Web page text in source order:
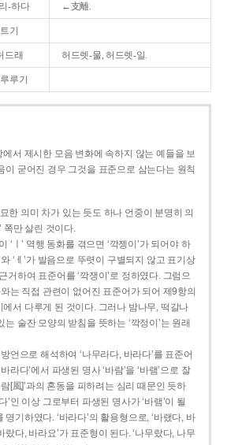
-하다 ←支離.
트기
드래 허드렛-물, 허드렛-일.
루기
서 제시한 모음 변화에 속하지 않는 예들을 보
이 굳어진 경우 그것을 표준으로 삼는다는 원칙
한 의미 차가 있는 듯도 하나 언중이 분명히 의
쪽만 살린 것이다.
‘ㅣ’ 역행 동화를 겪으면 ‘깍젱이’가 되어야 하
‘ㅔ’가 발음으로 뚜렷이 구별되지 않고 표기상
거하여 표준어를 ‘깍쟁이’로 정하였다. 그럼으
와는 직접 관련이 없어진 표준어가 되어 제9항의
서 다루게 된 것이다. 그러나 밤나무, 떡갈나
술잔 모양의 받침을 뜻하는 ‘깍정이’는 원래
언으로 해석하여 ‘나무라다, 바라다’를 표준어
라다’에서 파생된 명사 ‘바람’을 ‘바램’으로 잘
[風]’과의 혼동을 피하려는 심리 때문인 듯하
’인 이상 그로부터 파생된 명사가 ‘바램’이 될
기하였다. ‘바라다’의 활용형으로, ‘바랬다, 바
랐다, 바라요’가 표준형이 된다. ‘나무랐다, 나무